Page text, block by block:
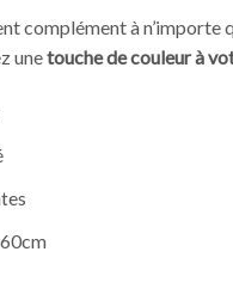
complément à
unetouche de couleur à